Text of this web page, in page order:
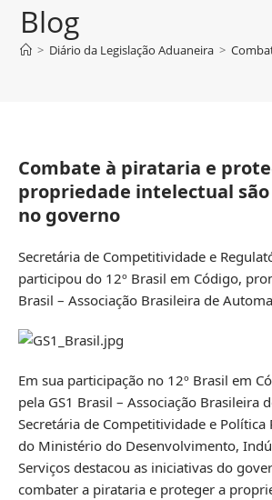
Blog
> Diário da Legislação Aduaneira >
Combate à pirataria e
propriedade intelectual
no governo
Secretária de Competitividade e
participou do 12º Brasil em Código,
Brasil – Associação Brasileira de
Em sua participação no 12º Brasil em
pela GS1 Brasil – Associação Brasileira
Secretária de Competitividade e Política
do Ministério do Desenvolvimento,
Serviços destacou as iniciativas do
combater a pirataria e proteger a